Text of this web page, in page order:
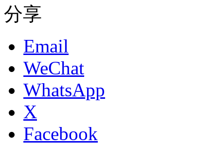
分享
Email
WeChat
WhatsApp
X
Facebook